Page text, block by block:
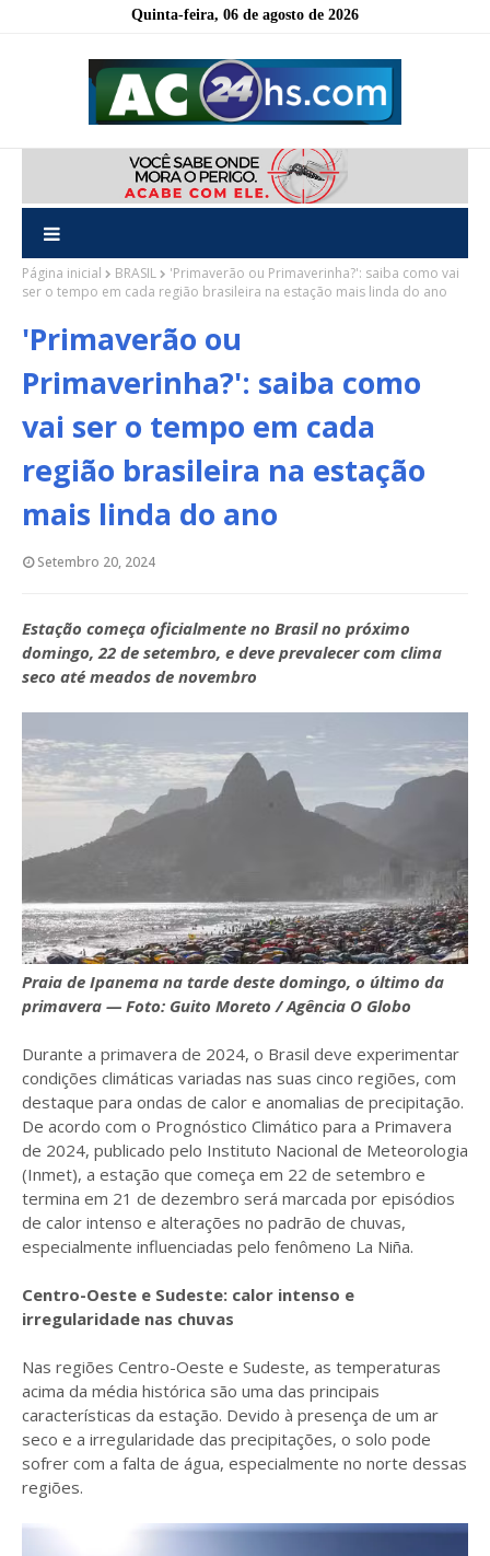
Quinta-feira, 06 de agosto de 2026
Página inicial BRASIL
'Primaverão ou Primaverinha?': saiba como vai
ser o tempo em cada região brasileira na estação mais linda do ano
'Primaverão ou
Primaverinha?': saiba como
vai ser o tempo em cada
região brasileira na estação
mais linda do ano
Setembro 20, 2024
Estação começa oficialmente no Brasil no próximo
domingo, 22 de setembro, e deve prevalecer com clima
seco até meados de novembro
Praia de Ipanema na tarde deste domingo, o último da
primavera — Foto: Guito Moreto / Agência O Globo
Durante a primavera de 2024, o Brasil deve experimentar
condições climáticas variadas nas suas cinco regiões, com
destaque para ondas de calor e anomalias de precipitação.
De acordo com o Prognóstico Climático para a Primavera
de 2024, publicado pelo Instituto Nacional de Meteorologia
(Inmet), a estação que começa em 22 de setembro e
termina em 21 de dezembro será marcada por episódios
de calor intenso e alterações no padrão de chuvas,
especialmente influenciadas pelo fenômeno La Niña.
Centro-Oeste e Sudeste: calor intenso e
irregularidade nas chuvas
Nas regiões Centro-Oeste e Sudeste, as temperaturas
acima da média histórica são uma das principais
características da estação. Devido à presença de um ar
seco e a irregularidade das precipitações, o solo pode
sofrer com a falta de água, especialmente no norte dessas
regiões.